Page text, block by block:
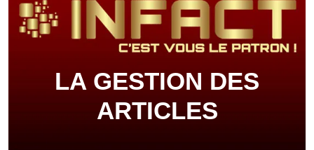
LA GESTION DES
ARTICLES